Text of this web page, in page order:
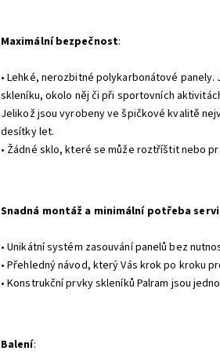
Maximální bezpečnost:
• Lehké, nerozbitné polykarbonátové
skleníku, okolo něj či při sportovních
Jelikož jsou vyrobeny ve špičkové kvalitě
desítky let.
• Žádné sklo, které se může roztříštit nebo
Snadná montáž a minimální potřeba
• Unikátní systém zasouvání panelů bez
• Přehledný návod, který Vás krok po kroku
• Konstrukční prvky skleníků Palram jsou
Balení: